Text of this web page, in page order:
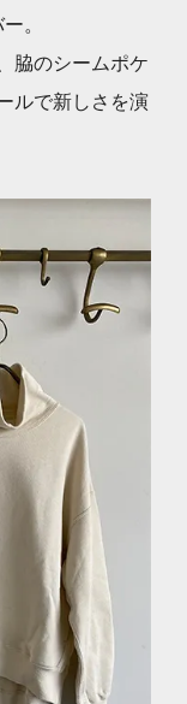
。
脇のシームポケ
ルで新しさを演